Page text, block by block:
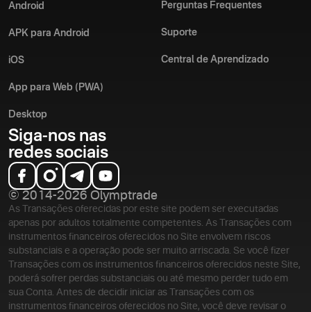
Android
APK para Android
iOS
App para Web (PWA)
Desktop
Perguntas Frequentes
Suporte
Central de Aprendizado
Siga-nos nas
redes sociais
© 2014-2026 Olymptrade
As Transações oferecidas por este site podem ser executadas
apenas por adultos totalmente competentes. As Transações com
instrumentos financeiros oferecidos no Site envolvem riscos
substanciais e a operação pode ser muito arriscada. Se você fizer
Transações com os instrumentos financeiros oferecidos neste Site,
poderá sofrer perdas substanciais ou até mesmo perder tudo em
sua Conta. Antes de decidir iniciar as Transações com os
instrumentos financeiros oferecidos no Site, você deve revisar o